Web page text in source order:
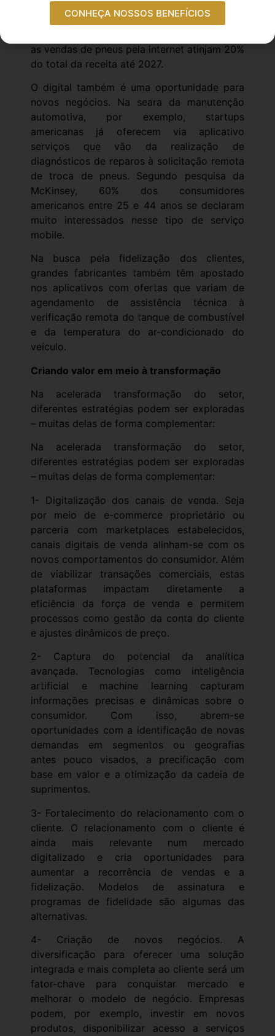
Nos Estados Unidos, a gigante Amazon
somou mais de US$ 10 bilhões em vendas de
as vendas de pneus pela internet atinjam 20%
do total da receita até 2027.
O digital também é uma oportunidade para
novos negócios. Na seara da manutenção
automotiva, por exemplo, startups
americanas já oferecem via aplicativo
serviços que vão da realização de
diagnósticos de reparos à solicitação remota
de troca de pneus. Segundo pesquisa da
McKinsey, 60% dos consumidores
americanos entre 25 e 44 anos se declaram
muito interessados nesse tipo de serviço
mobile.
Na busca pela fidelização dos clientes,
grandes fabricantes também têm apostado
nos aplicativos com ofertas que variam de
agendamento de assistência técnica à
verificação remota do tanque de combustível
e da temperatura do ar-condicionado do
veículo.
Criando valor em meio à transformação
Na acelerada transformação do setor,
diferentes estratégias podem ser exploradas
– muitas delas de forma complementar:
Na acelerada transformação do setor,
diferentes estratégias podem ser exploradas
– muitas delas de forma complementar:
1- Digitalização dos canais de venda. Seja
por meio de e-commerce proprietário ou
parceria com marketplaces estabelecidos,
canais digitais de venda alinham-se com os
novos comportamentos do consumidor. Além
de viabilizar transações comerciais, estas
plataformas impactam diretamente a
eficiência da força de venda e permitem
processos como gestão da conta do cliente
e ajustes dinâmicos de preço.
2- Captura do potencial da analítica
avançada. Tecnologias como inteligência
artificial e machine learning capturam
informações precisas e dinâmicas sobre o
consumidor. Com isso, abrem-se
oportunidades com a identificação de novas
demandas em segmentos ou geografias
antes pouco visados, a precificação com
base em valor e a otimização da cadeia de
suprimentos.
3- Fortalecimento do relacionamento com o
cliente. O relacionamento com o cliente é
ainda mais relevante num mercado
digitalizado e cria oportunidades para
aumentar a recorrência de vendas e a
fidelização. Modelos de assinatura e
programas de fidelidade são algumas das
alternativas.
4- Criação de novos negócios. A
diversificação para oferecer uma solução
integrada e mais completa ao cliente será um
fator-chave para conquistar mercado e
melhorar o modelo de negócio. Empresas
podem, por exemplo, investir em novos
produtos, disponibilizar acesso a serviços
CONHEÇA NOSSOS BENEFÍCIOS